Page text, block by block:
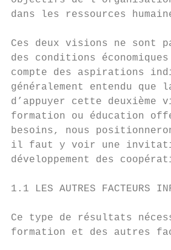
dans les ressources
Ces deux visions ne sont
des conditions
compte des aspirations
généralement entendu
d’appuyer cette deuxième
formation ou éducation
besoins, nous
il faut y voir une
développement des
1.1 LES AUTRES FACTEURS
Ce type de résultats
formation et des autres